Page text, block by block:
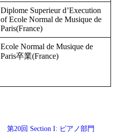
Diplome Superieur d’Execution
of Ecole Normal de Musique de
Paris(France)
Ecole Normal de Musique de
Paris卒業(France)
第20回 Section I: ピアノ部門